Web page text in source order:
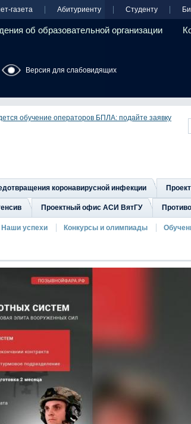
газета Абитуриенту Студенту
об образовательной организации
Версия для слабовидящих
обучение операторов БПЛА: подайте заявку
коронавирусной инфекции
Проектный офис АСИ ВятГУ
Наши успехи Конкурсы и олимпиады